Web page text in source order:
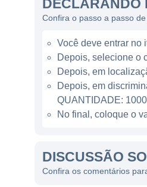
tecnologias e
permite competir de
de custos
disso, a
existentes.
Com uma forte
onde possui
DECLARANDO
Confira o passo a passo
Você deve entrar no
Depois, selecione o
Depois, em
Depois, em
QUANTIDADE:
No final, coloque o
DISCUSSÃO
Confira os comentários